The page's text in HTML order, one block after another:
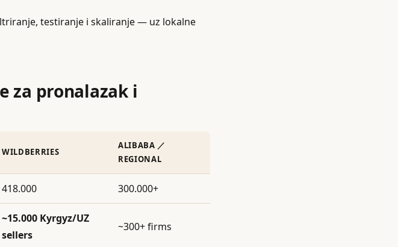
testiranje i skaliranje — uz lokalne
za pronalazak i
WILDBERRIES
ALIBABA ／
REGIONAL
418.000 300.000+
~15.000 Kyrgyz/UZ
sellers
~300+ firms